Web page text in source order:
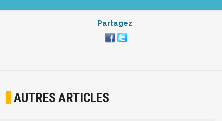
Partagez
AUTRES ARTICLES